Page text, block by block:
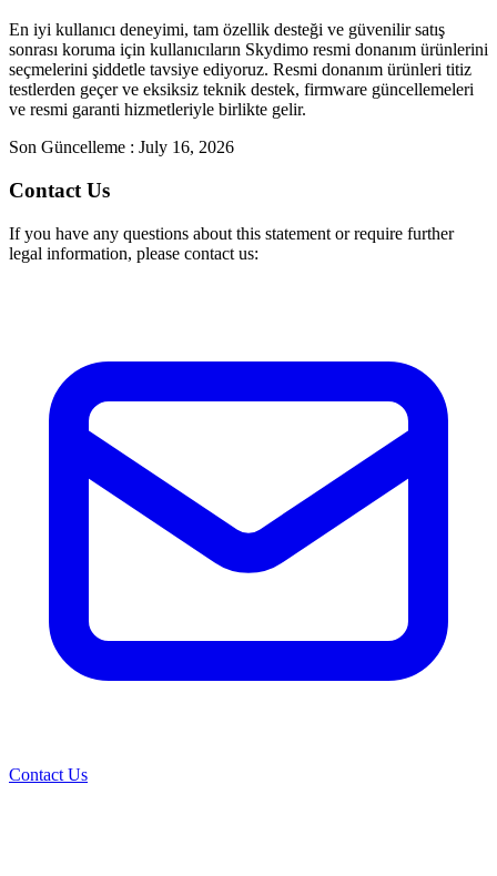
En iyi kullanıcı deneyimi, tam özellik desteği ve güvenilir satış
sonrası koruma için kullanıcıların Skydimo resmi donanım ürünlerini
seçmelerini şiddetle tavsiye ediyoruz. Resmi donanım ürünleri titiz
testlerden geçer ve eksiksiz teknik destek, firmware güncellemeleri
ve resmi garanti hizmetleriyle birlikte gelir.
Son Güncelleme : July 16, 2026
Contact Us
If you have any questions about this statement or require further
legal information, please contact us:
Contact Us